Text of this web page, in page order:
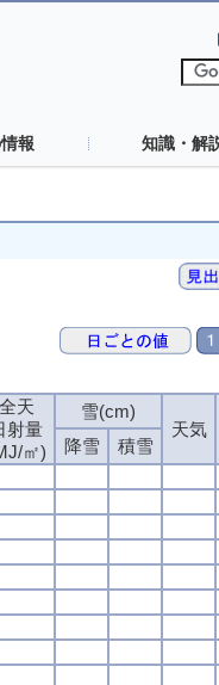
報 知識・解
全天
射量
㎡)
雪(cm)
天気
降雪
積雪
全天
射量
㎡)
雪(cm)
天気
降雪
積雪
全天
射量
㎡)
雪(cm)
天気
降雪
積雪
全天
射量
㎡)
雪(cm)
天気
降雪
積雪